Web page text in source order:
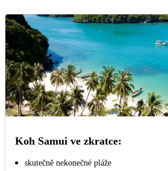
Koh Samui ve zkratce:
skutečně nekonečné pláže